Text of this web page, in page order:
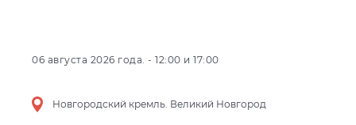
06 августа 2026 года. - 12:00 и 17:00
Новгородский кремль. Великий Новгород